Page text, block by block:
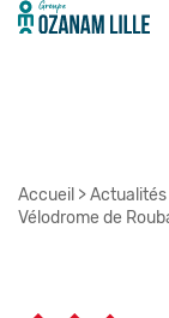
Accueil >Actualités
Vélodrome de